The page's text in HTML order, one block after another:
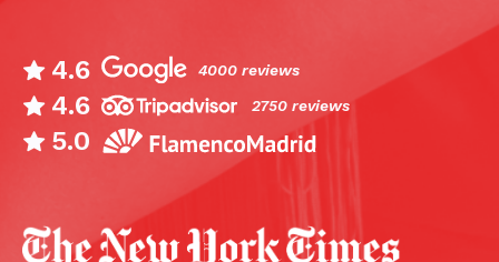
4.6 4000 reviews
4.6 2750 reviews
5.0